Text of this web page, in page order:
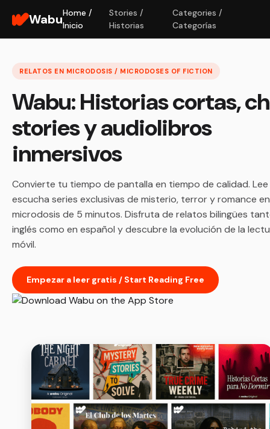
WabuHome /
Inicio
Stories /
Historias
Categories /
Categorías
RELATOS EN MICRODOSIS / MICRODOSES OF FICTION
Wabu: Historias cortas,
stories y audiolibros
inmersivos
Convierte tu tiempo de pantalla en tiempo de calidad.
escucha series exclusivas de misterio, terror y romance en
microdosis de 5 minutos. Disfruta de relatos bilingües
inglés como en español y descubre la evolución de la
móvil.
Empezar a leer gratis / Start Reading Free